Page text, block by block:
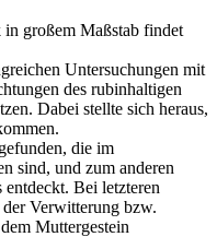
großem Maßstab findet
Untersuchungen mit
des rubinhaltigen
Dabei stellte sich heraus,
die im
sind, und zum anderen
Bei letzteren
Verwitterung bzw.
Muttergestein